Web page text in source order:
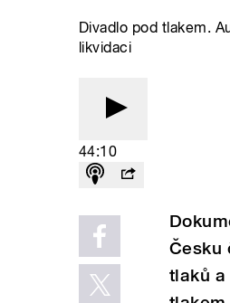
Divadlo pod tlakem.
likvidaci
44:10
Česku
tlaků